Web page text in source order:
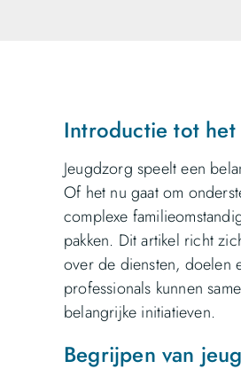
Introductie tot
Jeugdzorg speelt een
Of het nu gaat om
complexe
pakken. Dit artikel richt
over de diensten, doelen
professionals kunnen
belangrijke initiatieven.
Begrijpen van